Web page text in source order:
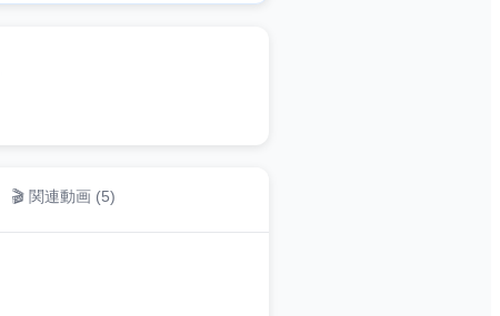
🎬 関連動画 (5)